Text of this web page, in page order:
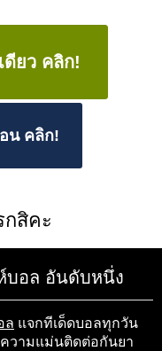
ดียว คลิก!
น คลิก!
สิคะ
ห์บอล อันดับหนึ่ง
ล แจกทีเด็ดบอลทุกวัน
วามแม่นติดต่อกันยา